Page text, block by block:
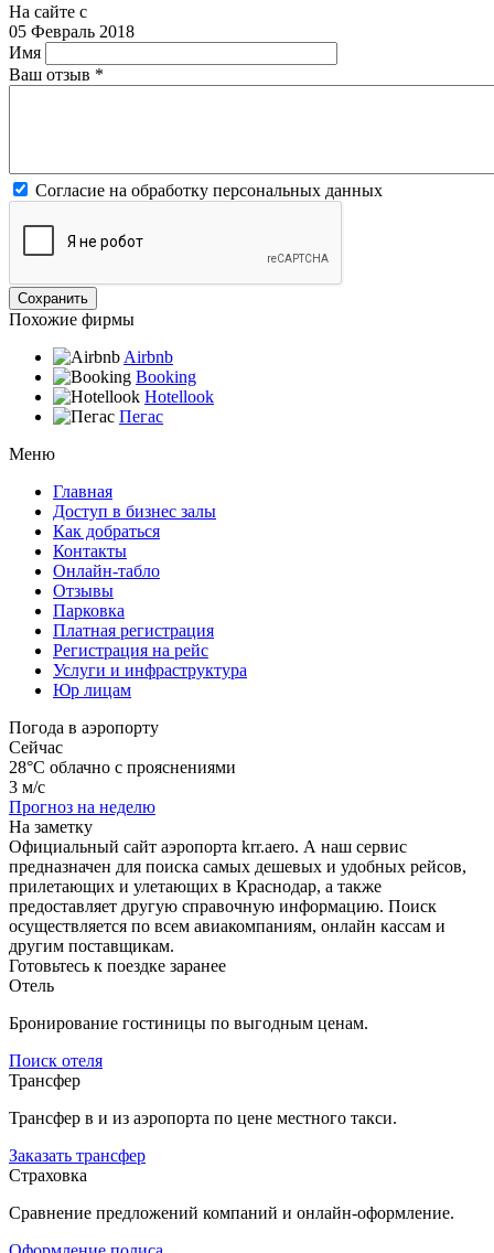
На сайте с
05 Февраль 2018
Имя
Ваш отзыв *
Согласие на обработку персональных данных
Похожие фирмы
Airbnb
Booking
Hotellook
Пегас
Меню
Главная
Доступ в бизнес залы
Как добраться
Контакты
Онлайн-табло
Отзывы
Парковка
Платная регистрация
Регистрация на рейс
Услуги и инфраструктура
Юр лицам
Погода в аэропорту
Сейчас
28°C облачно с прояснениями
3 м/с
Прогноз на неделю
На заметку
Официальный сайт аэропорта krr.aero. А наш сервис
предназначен для поиска самых дешевых и удобных рейсов,
прилетающих и улетающих в Краснодар, а также
предоставляет другую справочную информацию. Поиск
осуществляется по всем авиакомпаниям, онлайн кассам и
другим поставщикам.
Готовьтесь к поездке заранее
Отель
Бронирование гостиницы по выгодным ценам.
Поиск отеля
Трансфер
Трансфер в и из аэропорта по цене местного такси.
Заказать трансфер
Страховка
Сравнение предложений компаний и онлайн-оформление.